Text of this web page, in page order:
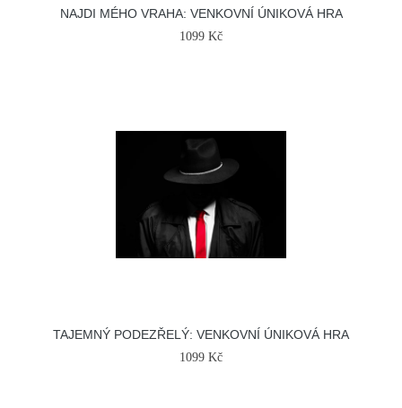
NAJDI MÉHO VRAHA: VENKOVNÍ ÚNIKOVÁ HRA
1099 Kč
TAJEMNÝ PODEZŘELÝ: VENKOVNÍ ÚNIKOVÁ HRA
1099 Kč